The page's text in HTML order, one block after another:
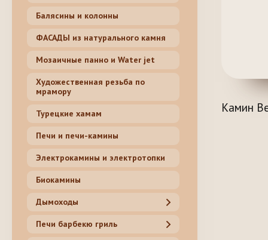
Камин
Балясины и колонны
ФАСАДЫ из натурального камня
Мозаичные панно и Water jet
Художественная резьба по
мрамору
Турецкие хамам
Печи и печи-камины
Электрокамины и электротопки
Биокамины
Дымоходы
Печи барбекю гриль